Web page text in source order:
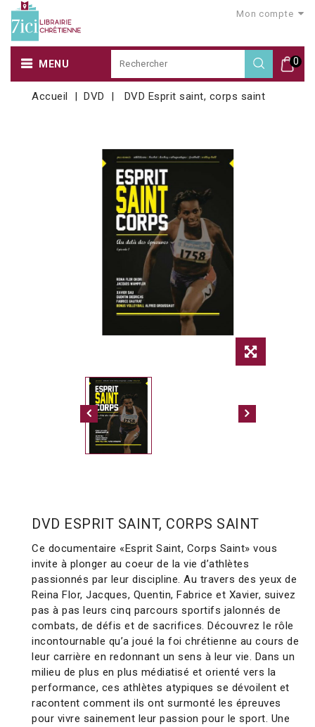
Mon compte
0
MENU
Accueil DVD DVD Esprit saint, corps saint
DVD ESPRIT SAINT, CORPS SAINT
Ce documentaire «Esprit Saint, Corps Saint» vous
invite à plonger au coeur de la vie d’athlètes
passionnés par leur discipline. Au travers des yeux de
Reina Flor, Jacques, Quentin, Fabrice et Xavier, suivez
pas à pas leurs cinq parcours sportifs jalonnés de
combats, de défis et de sacrifices. Découvrez le rôle
incontournable qu’a joué la foi chrétienne au cours de
leur carrière en redonnant un sens à leur vie. Dans un
milieu de plus en plus médiatisé et orienté vers la
performance, ces athlètes atypiques se dévoilent et
racontent comment ils ont surmonté les épreuves
pour vivre sainement leur passion pour le sport. Une